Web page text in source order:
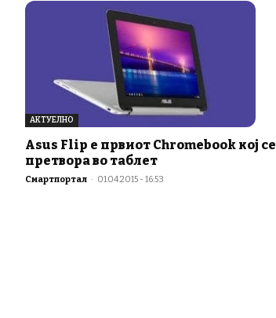
АКТУЕЛНО
Asus Flip е првиот Chromebook кој се
претвора во таблет
Смартпортал - 01.04.2015 - 16:53